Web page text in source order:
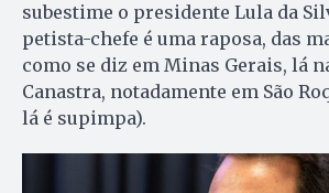
subestime o presidente Lula da
petista-chefe é uma raposa, das
como se diz em Minas Gerais, lá
Canastra, notadamente em São
lá é supimpa).